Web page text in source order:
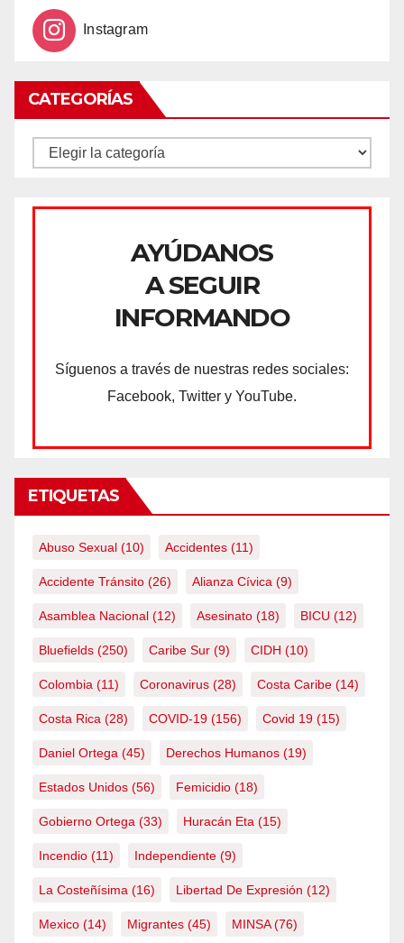
Instagram
CATEGORÍAS
CATEGORÍAS
AYÚDANOS
A SEGUIR
INFORMANDO
Síguenos a través de nuestras redes sociales:
Facebook, Twitter y YouTube.
ETIQUETAS
Abuso Sexual (10) Accidentes (11)
Accidente Tránsito (26) Alianza Cívica (9)
Asamblea Nacional (12) Asesinato (18) BICU (12)
Bluefields (250) Caribe Sur (9) CIDH (10)
Colombia (11) Coronavirus (28) Costa Caribe (14)
Costa Rica (28) COVID-19 (156) Covid 19 (15)
Daniel Ortega (45) Derechos Humanos (19)
Estados Unidos (56) Femicidio (18)
Gobierno Ortega (33) Huracán Eta (15)
Incendio (11) Independiente (9)
La Costeñísima (16) Libertad De Expresión (12)
Mexico (14) Migrantes (45) MINSA(76)